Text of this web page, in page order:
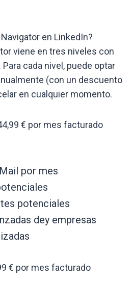
en LinkedIn?
viene en tres niveles con
cada nivel, puede optar
(con un descuento
en cualquier momento.
€ por mes facturado
por mes
potenciales
dey empresas
€ por mes facturado